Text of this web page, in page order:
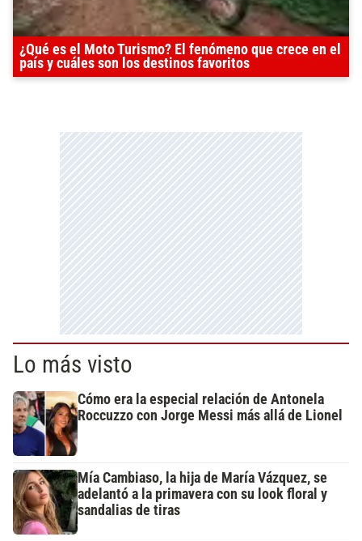
¿Qué es el Moto Turismo? El fenómeno que crece en el
país y cuáles son los destinos favoritos
Lo más visto
Cómo era la especial relación de Antonela
Roccuzzo con Jorge Messi más allá de Lionel
Mía Cambiaso, la hija de María Vázquez, se
adelantó a la primavera con su look floral y
sandalias de tiras